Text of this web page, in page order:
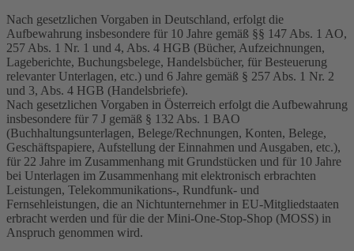
Nach gesetzlichen Vorgaben in Deutschland, erfolgt die
Aufbewahrung insbesondere für 10 Jahre gemäß §§ 147 Abs. 1 AO,
257 Abs. 1 Nr. 1 und 4, Abs. 4 HGB (Bücher, Aufzeichnungen,
Lageberichte, Buchungsbelege, Handelsbücher, für Besteuerung
relevanter Unterlagen, etc.) und 6 Jahre gemäß § 257 Abs. 1 Nr. 2
und 3, Abs. 4 HGB (Handelsbriefe).
Nach gesetzlichen Vorgaben in Österreich erfolgt die Aufbewahrung
insbesondere für 7 J gemäß § 132 Abs. 1 BAO
(Buchhaltungsunterlagen, Belege/Rechnungen, Konten, Belege,
Geschäftspapiere, Aufstellung der Einnahmen und Ausgaben, etc.),
für 22 Jahre im Zusammenhang mit Grundstücken und für 10 Jahre
bei Unterlagen im Zusammenhang mit elektronisch erbrachten
Leistungen, Telekommunikations-, Rundfunk- und
Fernsehleistungen, die an Nichtunternehmer in EU-Mitgliedstaaten
erbracht werden und für die der Mini-One-Stop-Shop (MOSS) in
Anspruch genommen wird.